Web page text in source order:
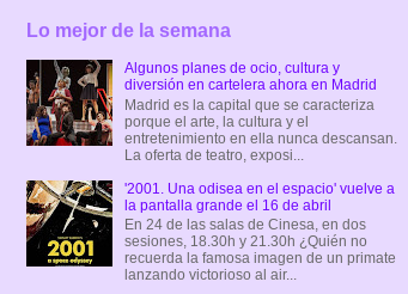
Lo mejor de la semana
Algunos planes de ocio, cultura y
diversión en cartelera ahora en Madrid
Madrid es la capital que se caracteriza
porque el arte, la cultura y el
entretenimiento en ella nunca descansan.
La oferta de teatro, exposi...
'2001. Una odisea en el espacio' vuelve a
la pantalla grande el 16 de abril
En 24 de las salas de Cinesa, en dos
sesiones, 18.30h y 21.30h ¿Quién no
recuerda la famosa imagen de un primate
lanzando victorioso al air...